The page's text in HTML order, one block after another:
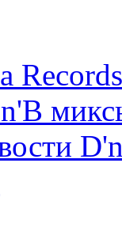
Records